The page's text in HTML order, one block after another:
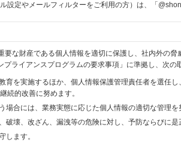
定やメールフィルターをご利用の方）は、「
な財産である個人情報を適切に保護し、社内外の脅
ライアンスプログラムの要求事項」に準拠し、次の
育を実施するほか、個人情報保護管理責任者を選任
続的改善に努めます。
合には、業務実態に応じた個人情報の適切な管理を
壊、改ざん、漏洩等の危険に対し、予防ならびに是
します。